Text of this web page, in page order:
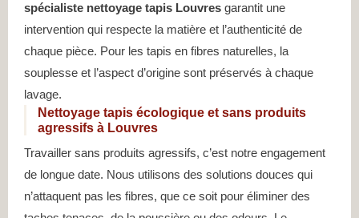
spécialiste nettoyage tapis Louvres garantit une
intervention qui respecte la matière et l’authenticité de
chaque pièce. Pour les tapis en fibres naturelles, la
souplesse et l’aspect d’origine sont préservés à chaque
lavage.
Nettoyage tapis écologique et sans produits
agressifs à Louvres
Travailler sans produits agressifs, c’est notre engagement
de longue date. Nous utilisons des solutions douces qui
n’attaquent pas les fibres, que ce soit pour éliminer des